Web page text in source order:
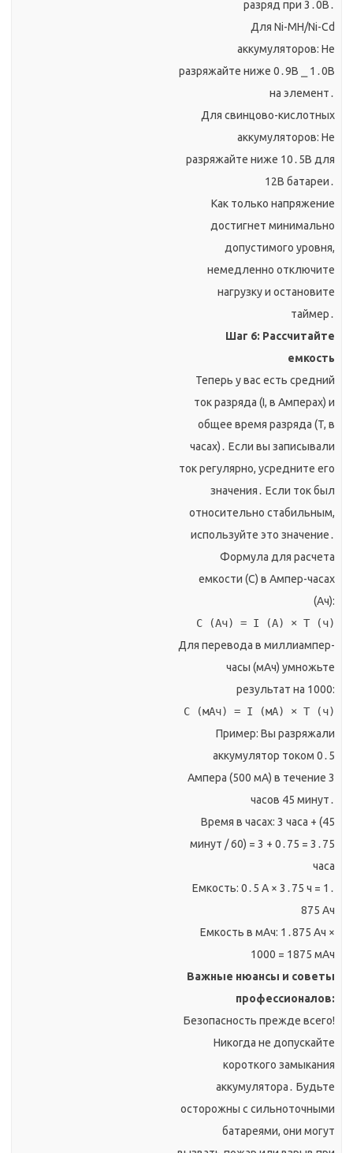
разряд при 3․0В․
Для Ni-MH/Ni-Cd
аккумуляторов: Не
разряжайте ниже 0․9В ⎯ 1․0В
на элемент․
Для свинцово-кислотных
аккумуляторов: Не
разряжайте ниже 10․5В для
12В батареи․
Как только напряжение
достигнет минимально
допустимого уровня,
немедленно отключите
нагрузку и остановите
таймер․
Шаг 6: Рассчитайте
емкость
Теперь у вас есть средний
ток разряда (I, в Амперах) и
общее время разряда (T, в
часах)․ Если вы записывали
ток регулярно, усредните его
значения․ Если ток был
относительно стабильным,
используйте это значение․
Формула для расчета
емкости (C) в Ампер-часах
(Ач):
C (Ач) = I (А) × T (ч)
Для перевода в миллиампер-
часы (мАч) умножьте
результат на 1000:
C (мАч) = I (мА) × T (ч)
Пример: Вы разряжали
аккумулятор током 0․5
Ампера (500 мА) в течение 3
часов 45 минут․
Время в часах: 3 часа + (45
минут / 60) = 3 + 0․75 = 3․75
часа
Емкость: 0․5 А × 3․75 ч = 1․
875 Ач
Емкость в мАч: 1․875 Ач ×
1000 = 1875 мАч
Важные нюансы и советы
профессионалов:
Безопасность прежде всего!
Никогда не допускайте
короткого замыкания
аккумулятора․ Будьте
осторожны с сильноточными
батареями, они могут